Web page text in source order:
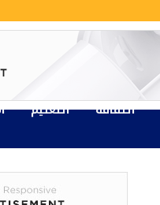
الثقافة التعليم